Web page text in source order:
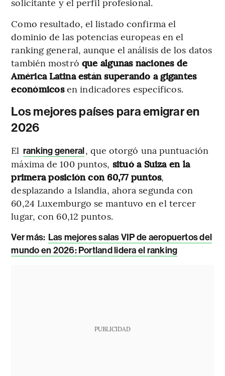
Como resultado, el listado confirma el
dominio de las potencias europeas en el
ranking general, aunque el análisis de los datos
también mostró que algunas naciones de
América Latina están superando a gigantes
económicosen indicadores específicos.
Los mejores países para emigrar en
2026
El ranking general, que otorgó una puntuación
máxima de 100 puntos, situó a Suiza en la
primera posición con 60,77 puntos,
desplazando a Islandia, ahora segunda con
60,24 Luxemburgo se mantuvo en el tercer
lugar, con 60,12 puntos.
Ver más: Las mejores salas VIP de aeropuertos del
mundo en 2026: Portland lidera el ranking
PUBLICIDAD